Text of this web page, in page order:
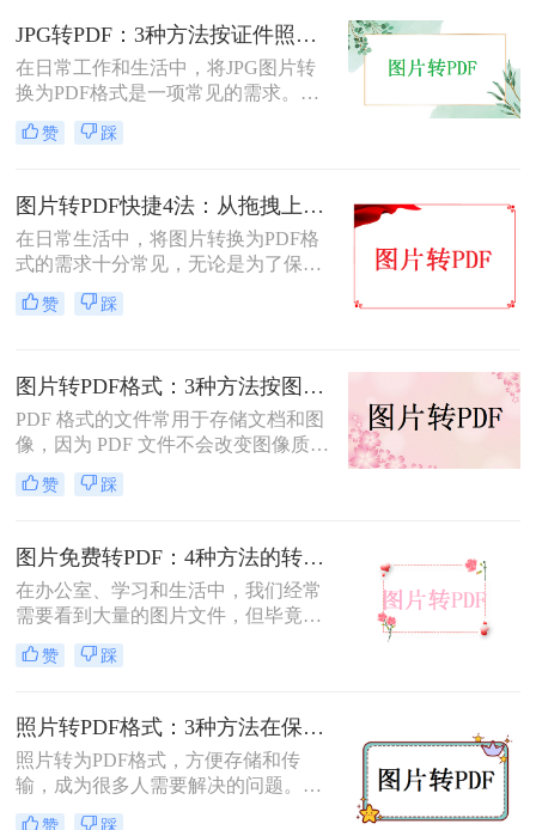
介绍四种将扫描图片转换成PDF的方
法。
JPG转PDF：3种方法按证件照、截图和风景照分别推荐！
在日常工作和生活中，将JPG图片转
换为PDF格式是一项常见的需求。
PDF格式具有跨平台兼容性、易于阅
读和保护隐私等优点，因此广泛应用
转换pdf呢？本文将介绍三种将JPG图
片转换为PDF的方法。
赞 踩
图片转PDF快捷4法：从拖拽上传到批量导出的操作流程！
在日常生活中，将图片转换为PDF格
式的需求十分常见，无论是为了保存
照片、制作电子相册，还是为了提交
报告和简历中的图片资料。那么图片
完成图片到PDF的转换。
赞 踩
图片转PDF格式：3种方法按图片来源（手机/相机/截图）选！
PDF 格式的文件常用于存储文档和图
像，因为 PDF 文件不会改变图像质
量、版本或格式，而且可以在任何设
备之间轻松传输。如果你想将一些图
并成一个 PDF 文件，本文将介绍图片
如何转换为PDF格式。
赞 踩
图片免费转PDF：4种方法的转换速度和画质损失对比！
在办公室、学习和生活中，我们经常
需要看到大量的图片文件，但毕竟，
一张一张地看照片相对麻烦，所以我
们通常会把照片变成PDF。事实上，
天，我将教你图片转为pdf怎么弄免费
的。
赞 踩
照片转PDF格式：3种方法在保留EXIF信息和画质上的差异！
照片转为PDF格式，方便存储和传
输，成为很多人需要解决的问题。无
论是为了整理相册、备份照片，还是
赞 踩